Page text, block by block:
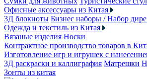
Офисные аксессуары из Китая
3Д блокноты Бизнес наборы / Набор
Одежда и текстиль из Китая
Вязаные изделия Носки
Контрактное производство товаров в
Изготовление игр и игрушек с
3Д раскраски и каллиграфия Матрешки
Зонты из китая